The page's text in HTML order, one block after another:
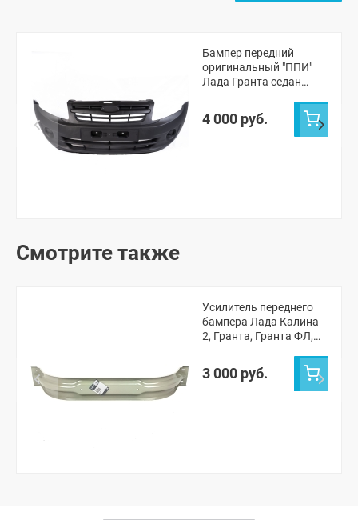
Бампер передний
оригинальный "ППИ"
Лада Гранта седан
4 000 руб.
Смотрите также
Усилитель переднего
бампера Лада Калина
2, Гранта, Гранта ФЛ,
(8450013447)
3 000 руб.